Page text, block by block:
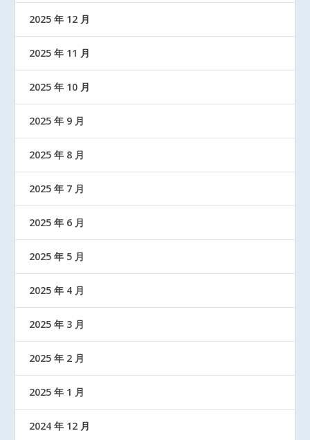
2025 年 12 月
2025 年 11 月
2025 年 10 月
2025 年 9 月
2025 年 8 月
2025 年 7 月
2025 年 6 月
2025 年 5 月
2025 年 4 月
2025 年 3 月
2025 年 2 月
2025 年 1 月
2024 年 12 月